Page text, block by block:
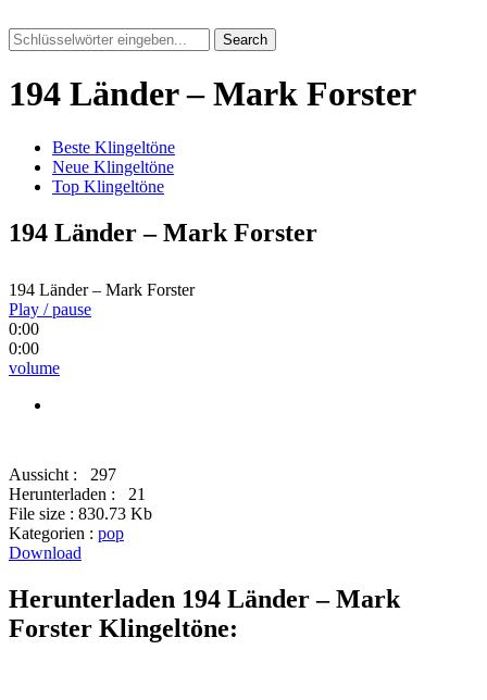
Search
194 Länder – Mark Forster
Beste Klingeltöne
Neue Klingeltöne
Top Klingeltöne
194 Länder – Mark Forster
194 Länder – Mark Forster
Play / pause
0:00
0:00
volume
Aussicht :
297
Herunterladen :
21
File size : 830.73 Kb
Kategorien : pop
Download
Herunterladen 194 Länder – Mark
Forster Klingeltöne: